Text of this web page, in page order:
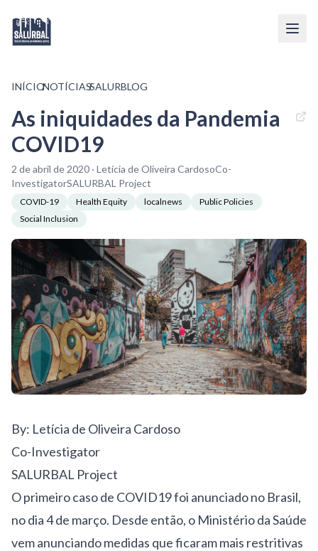
INÍCIO/NOTÍCIAS/SALURBLOG
As iniquidades da Pandemia
COVID19
2 de abril de 2020 · Letícia de Oliveira CardosoCo-
InvestigatorSALURBAL Project
COVID-19 Health Equity localnews
Public Policies
Social Inclusion
By: Letícia de Oliveira Cardoso
Co-Investigator
SALURBAL Project
O primeiro caso de COVID19 foi anunciado no Brasil,
no dia 4 de março. Desde então, o Ministério da Saúde
vem anunciando medidas que ficaram mais restritivas